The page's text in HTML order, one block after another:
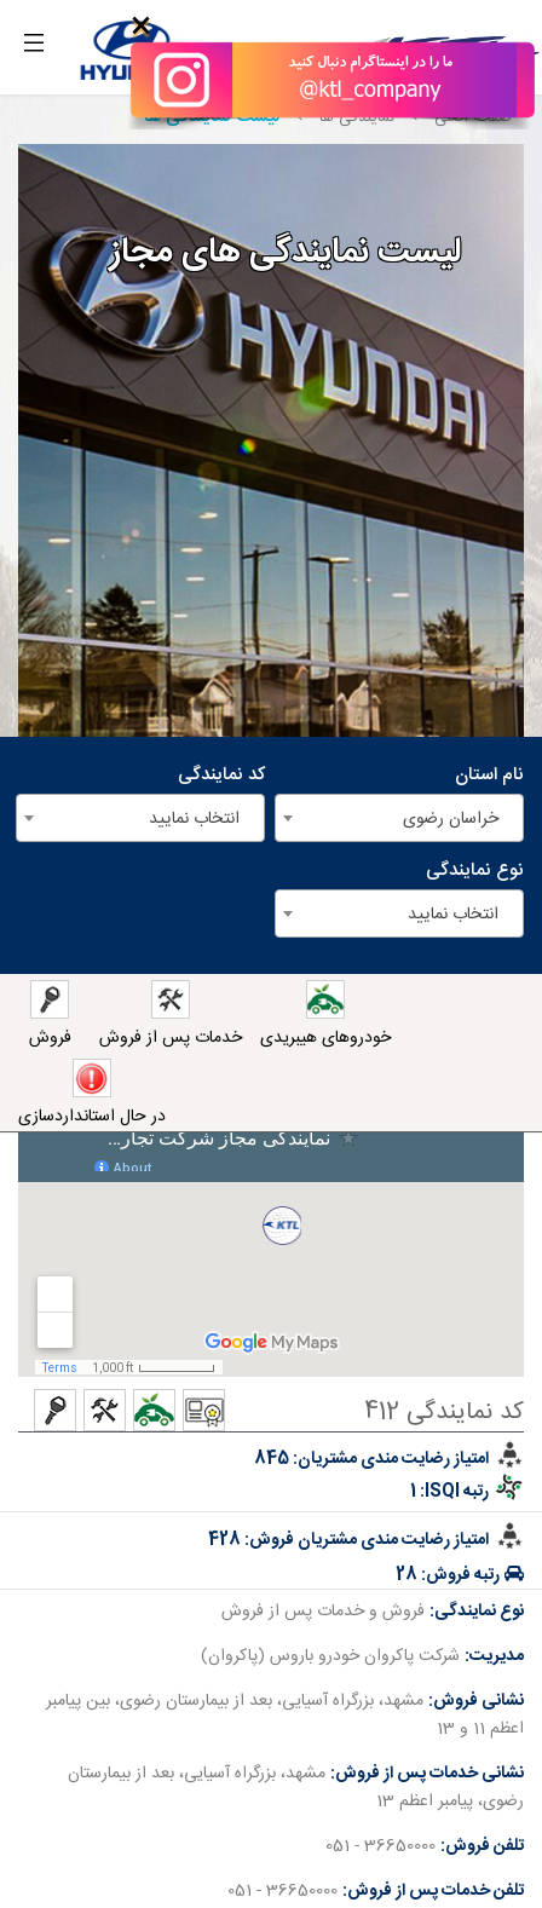
×
صفحه اصلی نمایندگی ها لیست نمایندگی ها
لیست نمایندگی های مجاز
نام استان
خراسان رضوی
کد نمایندگی
انتخاب نمایید
نوع نمایندگی
انتخاب نمایید
فروش خدمات پس از فروش خودروهای هیبریدی
در حال استانداردسازی
کد نمایندگی 412
امتیاز رضایت مندی مشتریان:
رتبه ISQI:
1
امتیاز رضایت مندی مشتریان فروش:
رتبه فروش: 28
نوع نمایندگی: فروش و خدمات پس از فروش
مدیریت: شرکت پاکروان خودرو باروس (پاكروان)
نشانی فروش: مشهد، بزرگراه آسیایی، بعد از بیمارستان رضوی، بین پیامبر
اعظم 11 و 13
نشانی خدمات پس از فروش: مشهد، بزرگراه آسیایی، بعد از بیمارستان
رضوی، پیامبر اعظم 13
تلفن فروش:
تلفن خدمات پس از فروش: